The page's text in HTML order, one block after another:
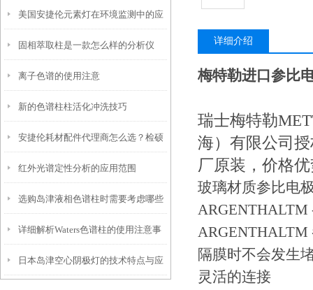
美国安捷伦元素灯在环境监测中的应
用
固相萃取柱是一款怎么样的分析仪
器？
离子色谱的使用注意
新的色谱柱柱活化冲洗技巧
安捷伦耗材配件代理商怎么选？检硕
科学器材高性价比 + 现货 + 维修全攻
略
红外光谱定性分析的应用范围
选购岛津液相色谱柱时需要考虑哪些
影响因素？
详细解析Waters色谱柱的使用注意事
项
日本岛津空心阴极灯的技术特点与应
详细介绍
梅特勒进口参比
瑞士梅特勒
海）有限公司
厂原装，价格
玻璃材质参比电
隔膜时不会发生
灵活的连接